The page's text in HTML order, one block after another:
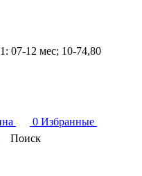
07-12 мес; 10-74,80
0 Избранные
Поиск